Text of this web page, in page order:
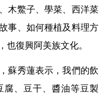
木鱉子、學菜、西洋菜
事、如何種植及料理方
也復興阿美族文化。
蘇秀蓮表示，我們的飲
、豆干、醬油等豆製